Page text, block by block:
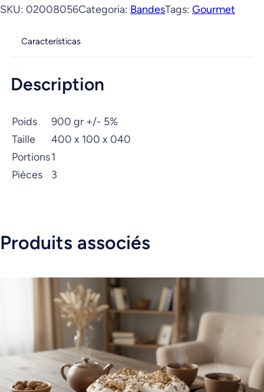
SKU: 02008056Categoria: BandesTags: Gourmet
Características
Description
Poids
900 gr +/- 5%
Taille
400 x 100 x 040
Portions1
Pièces
3
Produits associés